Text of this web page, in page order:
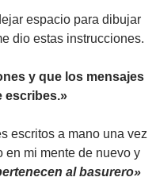
espacio para dibujar
dio estas instrucciones.
y que los mensajes
escribes.»
escritos a mano una vez
mi mente de nuevo y
al basurero»